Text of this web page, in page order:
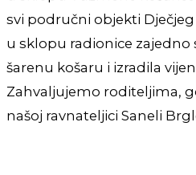
svi područni objekti Dječjeg
u sklopu radionice zajedno
šarenu košaru i izradila
Zahvaljujemo roditeljima,
našoj ravnateljici Saneli